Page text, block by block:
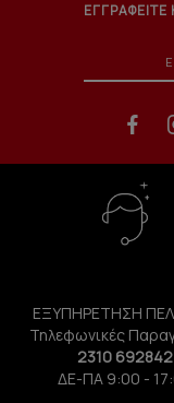
ΕΓΓΡΑΦΕΙΤΕ
ΕΞΥΠΗΡΕΤΗΣΗ
Τηλεφωνικές
2310 692842
ΔΕ-ΠΑ 9:00 -